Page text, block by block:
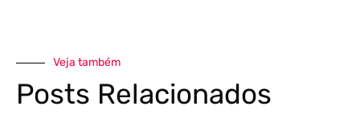
Veja também
Posts Relacionados